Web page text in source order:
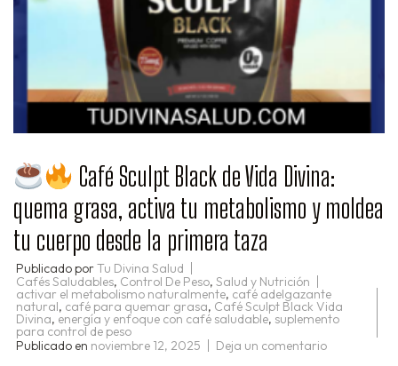
Café Sculpt Black de Vida Divina:
quema grasa, activa tu metabolismo y moldea
tu cuerpo desde la primera taza
Publicado porTu Divina Salud
Cafés Saludables, Control De Peso, Salud y Nutrición
activar el metabolismo naturalmente, café adelgazante
natural, café para quemar grasa, Café Sculpt Black Vida
Divina, energía y enfoque con café saludable, suplemento
para control de peso
Publicado en noviembre 12, 2025 Deja un comentarioen